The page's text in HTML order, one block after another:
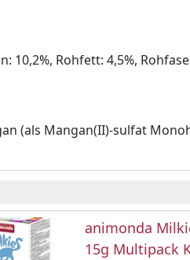
Rohfett: 4,5%,
(als Mangan(II)-sulfat
animonda
15g Multipack